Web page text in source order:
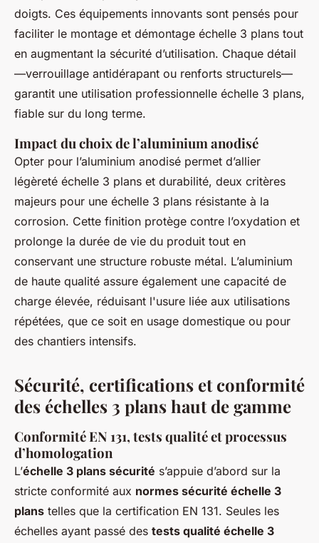
doigts. Ces équipements innovants sont pensés pour
faciliter le montage et démontage échelle 3 plans tout
en augmentant la sécurité d’utilisation. Chaque détail
—verrouillage antidérapant ou renforts structurels—
garantit une utilisation professionnelle échelle 3 plans,
fiable sur du long terme.
Impact du choix de l’aluminium anodisé
Opter pour l’aluminium anodisé permet d’allier
légèreté échelle 3 plans et durabilité, deux critères
majeurs pour une échelle 3 plans résistante à la
corrosion. Cette finition protège contre l’oxydation et
prolonge la durée de vie du produit tout en
conservant une structure robuste métal. L’aluminium
de haute qualité assure également une capacité de
charge élevée, réduisant l'usure liée aux utilisations
répétées, que ce soit en usage domestique ou pour
des chantiers intensifs.
Sécurité, certifications et conformité
des échelles 3 plans haut de gamme
Conformité EN 131, tests qualité et processus
d’homologation
L’échelle 3 plans sécurité s’appuie d’abord sur la
stricte conformité aux normes sécurité échelle 3
plans telles que la certification EN 131. Seules les
échelles ayant passé des tests qualité échelle 3